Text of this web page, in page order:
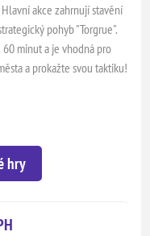
akce zahrnují stavění
pohyb "Torgrue".
minut a je vhodná pro
a prokažte svou taktiku!
hry